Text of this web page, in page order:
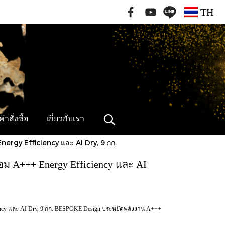
TH
ำสั่งซื้อ เกี่ยวกับเรา
Efficiency และ AI Dry, 9 กก.
A+++ Energy Efficiency และ AI
และ AI Dry, 9 กก. BESPOKE Design ประหยัดพลังงาน A+++